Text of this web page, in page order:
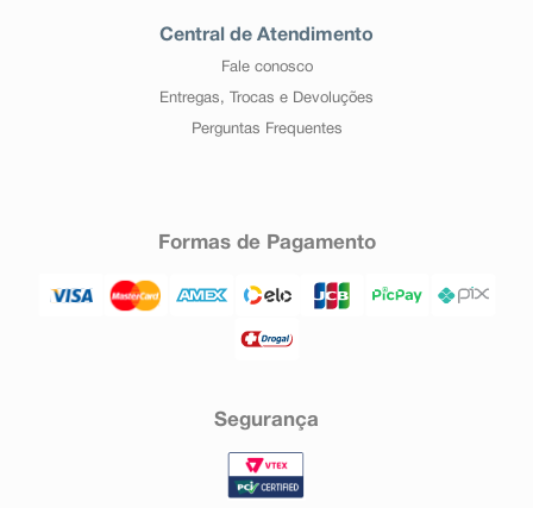
Central de Atendimento
Fale conosco
Entregas, Trocas e Devoluções
Perguntas Frequentes
Formas de Pagamento
Segurança